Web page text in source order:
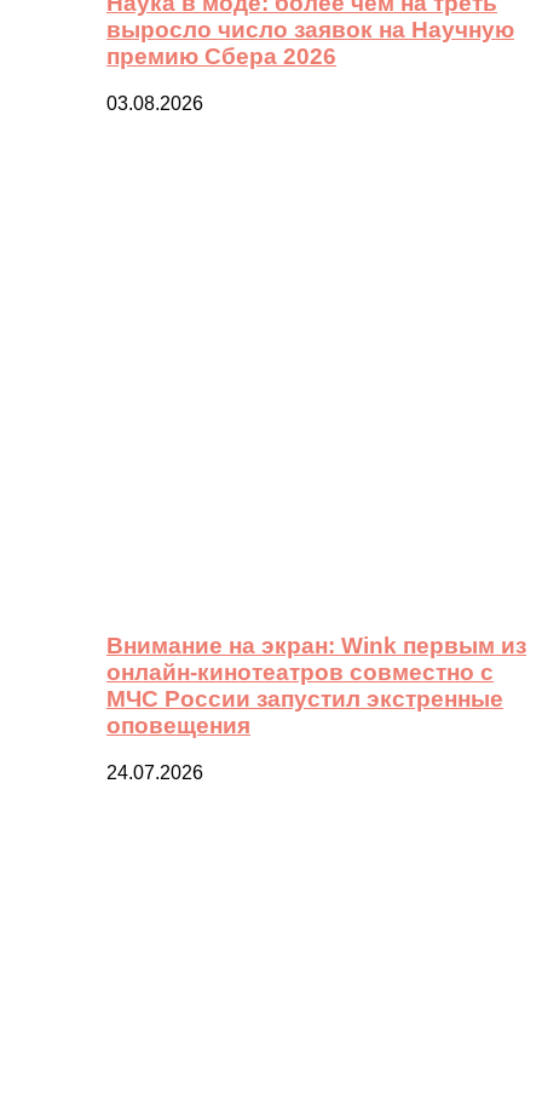
выросло число заявок на Научную
премию Сбера 2026
03.08.2026
Внимание на экран: Wink первым из
онлайн-кинотеатров совместно с
МЧС России запустил экстренные
оповещения
24.07.2026